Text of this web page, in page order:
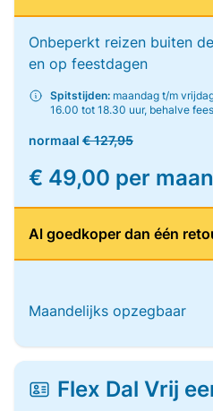
Onbeperkt reizen buiten
en op feestdagen
Spitstijden: maandag t/m
16.00 tot 18.30 uur, behalve
normaal € 127,95
€ 49,00 per
Al goedkoper dan één
Maandelijks opzegbaar
Flex Dal Vrij